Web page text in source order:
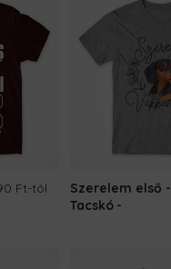
Ft-tól
Szerelem első -
Tacskó